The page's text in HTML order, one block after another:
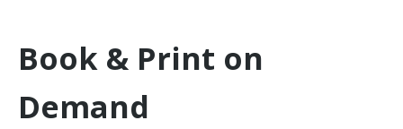
Book & Print on
Demand